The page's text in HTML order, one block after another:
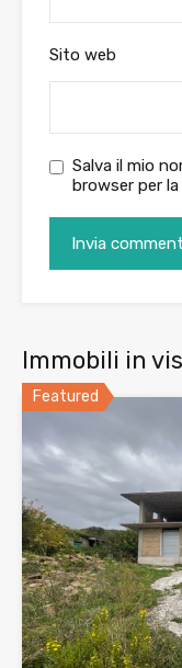
Sito web
Salva il mio
browser per
Immobili in
Featured